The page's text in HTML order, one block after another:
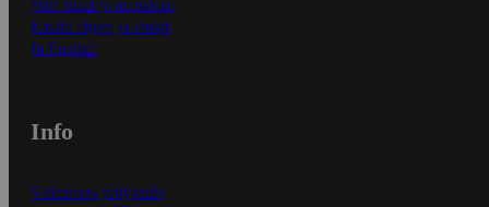
Näin tilaat ja muokkaat
Kaikki ohjeet ja vinkit
In English
Info
S-Business yrityksille